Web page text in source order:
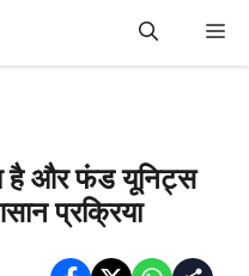
है और फंड यूनिट्स
प्रक्रिया